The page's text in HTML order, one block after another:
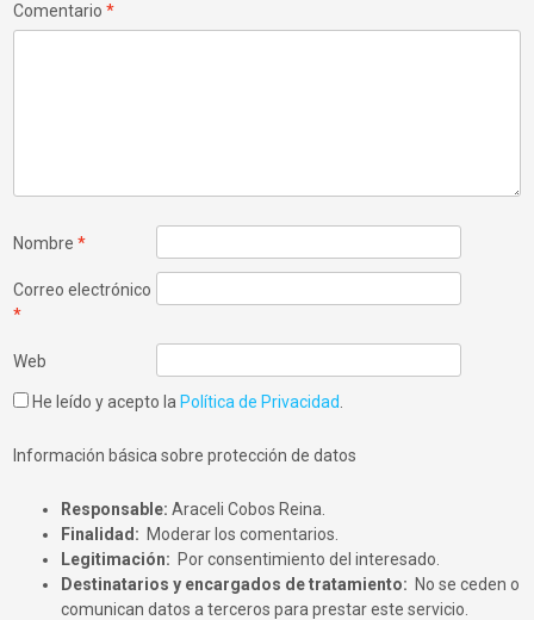
Comentario*
Nombre*
Correo electrónico
*
Web
He leído y acepto la Política de Privacidad
Información básica sobre protección de datos
Responsable: Araceli Cobos Reina.
Finalidad: Moderar los comentarios.
Legitimación: Por consentimiento del interesado.
Destinatarios y encargados de tratamiento: No se ceden o
comunican datos a terceros para prestar este servicio.